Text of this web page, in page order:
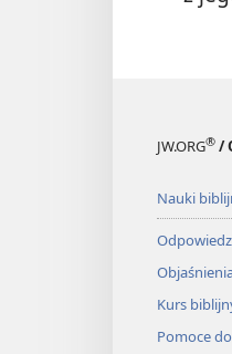
JW.ORG® /
Nauki
Kurs
Pomoce